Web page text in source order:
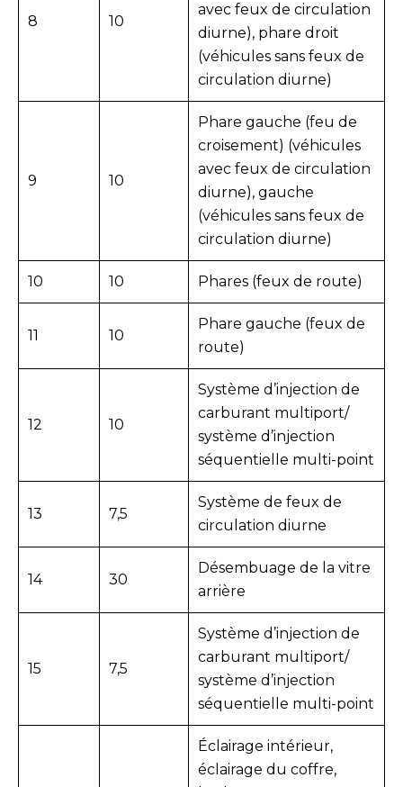
8 10
avec feux de circulation
diurne), phare droit
(véhicules sans feux de
circulation diurne)
9 10
Phare gauche (feu de
croisement) (véhicules
avec feux de circulation
diurne), gauche
(véhicules sans feux de
circulation diurne)
10 10 Phares (feux de route)
11 10
Phare gauche (feux de
route)
12 10
Système d’injection de
carburant multiport/
système d’injection
séquentielle multi-point
13 7,5
Système de feux de
circulation diurne
14 30
Désembuage de la vitre
arrière
15 7,5
Système d’injection de
carburant multiport/
système d’injection
séquentielle multi-point
Éclairage intérieur,
éclairage du coffre,